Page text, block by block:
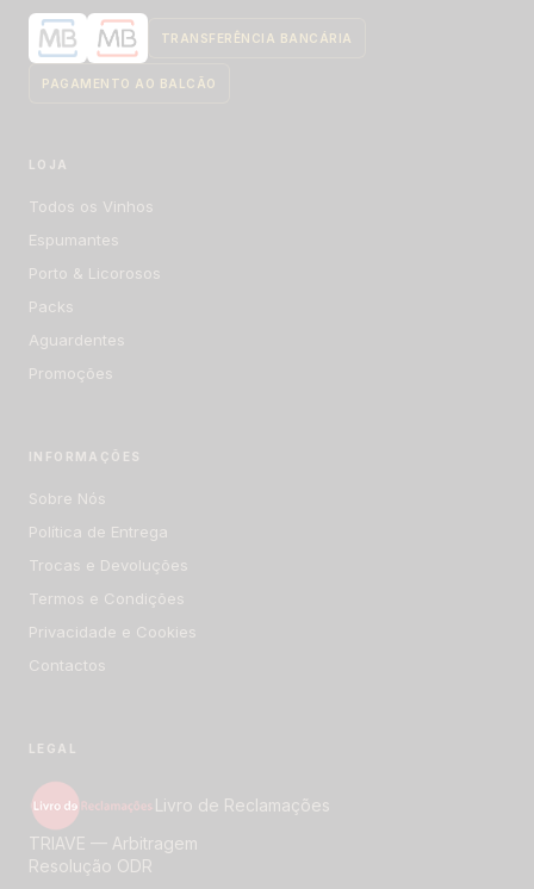
LOJA
Todos os Vinhos
Espumantes
Porto & Licorosos
Packs
Aguardentes
Promoções
INFORMAÇÕES
Sobre Nós
Política de Entrega
Trocas e Devoluções
Termos e Condições
Privacidade e Cookies
Contactos
LEGAL
Livro de Reclamações
TRIAVE — Arbitragem
Resolução ODR